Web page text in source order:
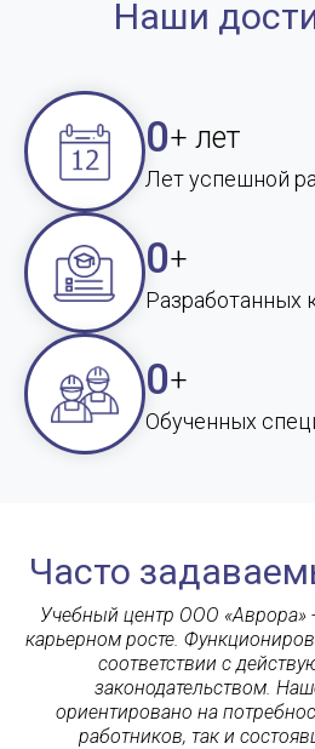
Наши
0+ лет
Лет успешной
0+
Разработанных
0+
Обученных
Часто
Учебный центр ООО «Аврора»
карьерном росте.
соответствии с
законодательством.
ориентировано на
работников, так и